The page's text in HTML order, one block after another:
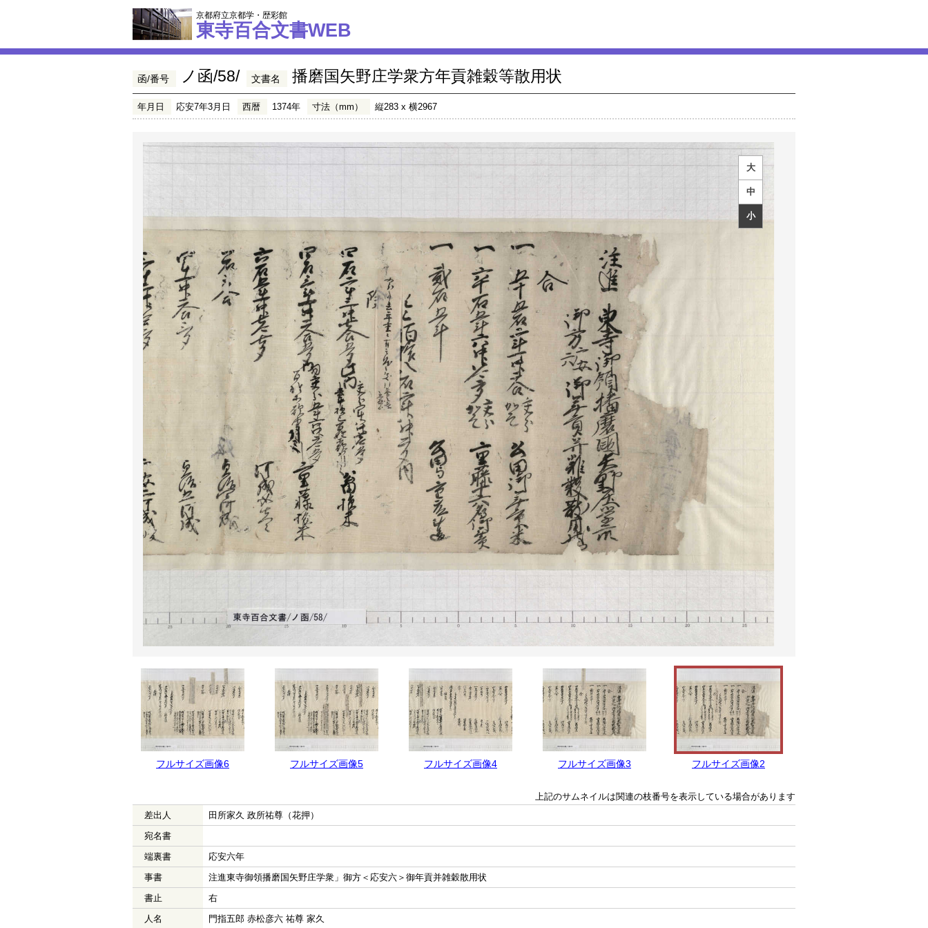
京都府立京都学・歴彩館
東寺百合文書WEB
函/番号 ノ函/58/ 文書名 播磨国矢野庄学衆方年貢雑穀等散用状
年月日 応安7年3月日 西暦 1374年 寸法（mm） 縦283 x 横2967
大
中
小
フルサイズ画像6 フルサイズ画像5 フルサイズ画像4 フルサイズ画像3 フルサイズ画像2
上記のサムネイルは関連の枝番号を表示している場合があります
差出人
田所家久 政所祐尊（花押）
宛名書
端裏書
応安六年
事書
注進東寺御領播磨国矢野庄学衆」御方＜応安六＞御年貢并雑穀散用状
書止
右
人名
門指五郎 赤松彦六 祐尊 家久